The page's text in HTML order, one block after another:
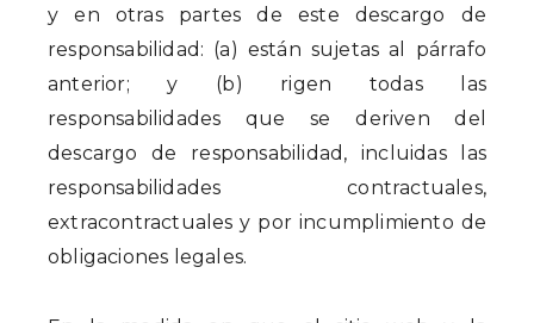
y en otras partes de este descargo de
responsabilidad: (a) están sujetas al párrafo
anterior; y (b) rigen todas las
responsabilidades que se deriven del
descargo de responsabilidad, incluidas las
responsabilidades contractuales,
extracontractuales y por incumplimiento de
obligaciones legales.